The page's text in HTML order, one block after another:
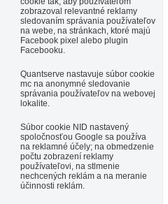
zobrazoval relevantné reklamy
sledovaním správania používateľov
na webe, na stránkach, ktoré majú
Facebook pixel alebo plugin
Facebooku.
Quantserve nastavuje súbor cookie
mc na anonymné sledovanie
správania používateľov na webovej
lokalite.
Súbor cookie NID nastavený
spoločnosťou Google sa používa
na reklamné účely; na obmedzenie
počtu zobrazení reklamy
používateľovi, na stlmenie
nechcených reklám a na meranie
účinnosti reklám.